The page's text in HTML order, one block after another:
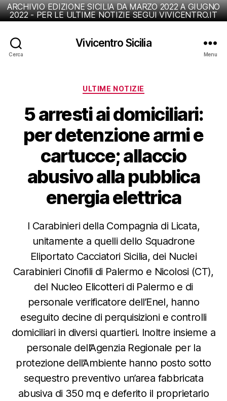
ARCHIVIO EDIZIONE SICILIA DA MARZO 2022 A GIUGNO
2022 - PER LE ULTIME NOTIZIE SEGUI VIVICENTRO.IT
Cerca
Vivicentro Sicilia
Menu
Categorie
ULTIME NOTIZIE
5 arresti ai domiciliari:
per detenzione armi e
cartucce; allaccio
abusivo alla pubblica
energia elettrica
I Carabinieri della Compagnia di Licata,
unitamente a quelli dello Squadrone
Eliportato Cacciatori Sicilia, dei Nuclei
Carabinieri Cinofili di Palermo e Nicolosi (CT),
del Nucleo Elicotteri di Palermo e di
personale verificatore dell’Enel, hanno
eseguito decine di perquisizioni e controlli
domiciliari in diversi quartieri. Inoltre insieme a
personale dell’Agenzia Regionale per la
protezione dell’Ambiente hanno posto sotto
sequestro preventivo un’area fabbricata
abusiva di 350 mq e deferito il proprietario